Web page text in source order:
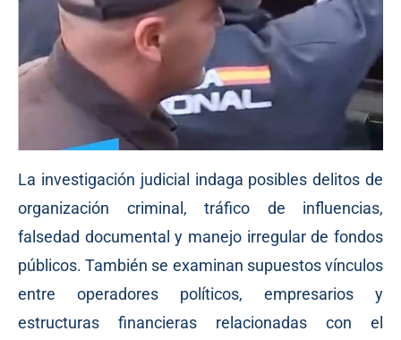
La investigación judicial indaga posibles delitos de
organización criminal, tráfico de influencias,
falsedad documental y manejo irregular de fondos
públicos. También se examinan supuestos vínculos
entre operadores políticos, empresarios y
estructuras financieras relacionadas con el